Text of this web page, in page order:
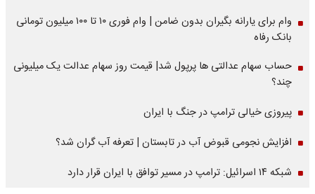
وام برای یارانه بگیران بدون ضامن | وام فوری ۱۰ تا ۱۰۰ میلیون تومانی
بانک رفاه
حساب سهام عدالتی ها پرپول شد| قیمت روز سهام عدالت یک میلیونی
چند؟
پیروزی خیالی ترامپ در جنگ با ایران
افزایش نجومی قبوض آب در تابستان | تعرفه آب گران شد؟
شبکه ۱۴ اسرائیل: ترامپ در مسیر توافق با ایران قرار دارد